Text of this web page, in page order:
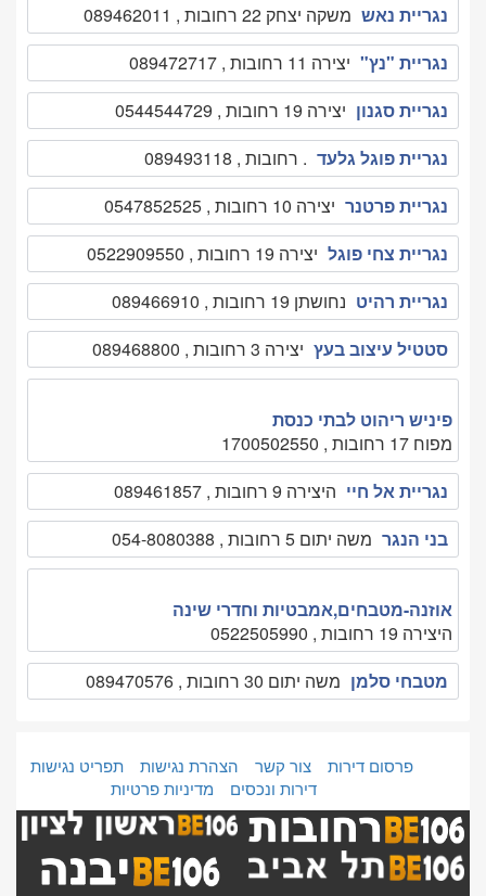
נגריית נאש משקה יצחק 22 רחובות , 089462011
נגריית "נץ" יצירה 11 רחובות , 089472717
נגריית סגנון יצירה 19 רחובות , 0544544729
נגריית פוגל גלעד . רחובות , 089493118
נגריית פרטנר יצירה 10 רחובות , 0547852525
נגריית צחי פוגל יצירה 19 רחובות , 0522909550
נגריית רהיט נחושתן 19 רחובות , 089466910
סטטיל עיצוב בעץ יצירה 3 רחובות , 089468800
פיניש ריהוט לבתי כנסת
מפוח 17 רחובות , 1700502550
נגריית אל חיי היצירה 9 רחובות , 089461857
בני הנגר משה יתום 5 רחובות , 054-8080388
אוזנה-מטבחים,אמבטיות וחדרי שינה
היצירה 19 רחובות , 0522505990
מטבחי סלמן משה יתום 30 רחובות , 089470576
פרסום דירות צור קשר הצהרת נגישות
תפריט נגישות
דירות ונכסים
מדיניות פרטיות